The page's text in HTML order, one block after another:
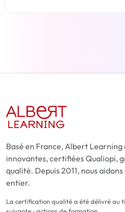
Basé en France, Albert
innovantes, certifiées Qualiopi,
qualité. Depuis 2011, nous
entier.
La certification qualité a été délivré au